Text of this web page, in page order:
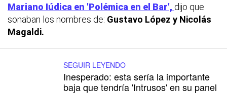
Mariano Iúdica en 'Polémica en el Bar', dijo que
sonaban los nombres de: Gustavo López y Nicolás
Magaldi.
SEGUIR LEYENDO
Inesperado: esta sería la importante
baja que tendría 'Intrusos' en su panel